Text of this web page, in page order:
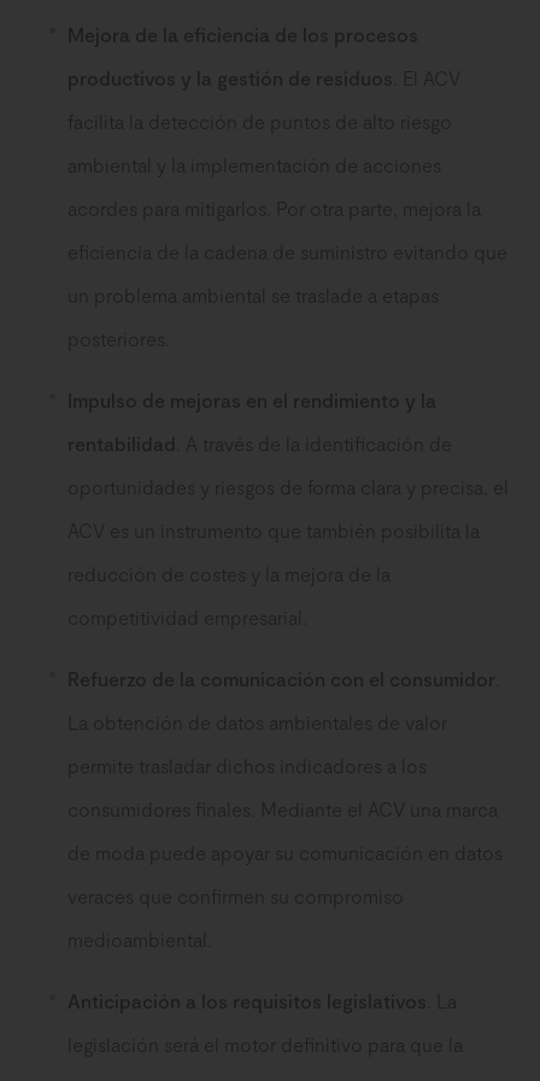
Mejora de la eficiencia de los procesos
productivos y la gestión de residuos
. El ACV
facilita la detección de puntos de alto riesgo
ambiental y la implementación de acciones
acordes para mitigarlos. Por otra parte, mejora la
eficiencia de la cadena de suministro evitando que
un problema ambiental se traslade a etapas
posteriores.
Impulso de mejoras en el rendimiento y la
rentabilidad
. A través de la identificación de
oportunidades y riesgos de forma clara y precisa, el
ACV es un instrumento que también posibilita la
reducción de costes y la mejora de la
competitividad empresarial.
Refuerzo de la comunicación con el consumidor
La obtención de datos ambientales de valor
permite trasladar dichos indicadores a los
consumidores finales. Mediante el ACV una marca
de moda puede apoyar su comunicación en datos
veraces que confirmen su compromiso
medioambiental.
Anticipación a los requisitos legislativos
legislación será el motor definitivo para que la